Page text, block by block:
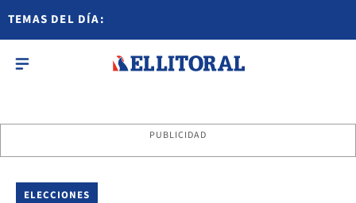
TEMAS DEL DÍA:
PUBLICIDAD
ELECCIONES